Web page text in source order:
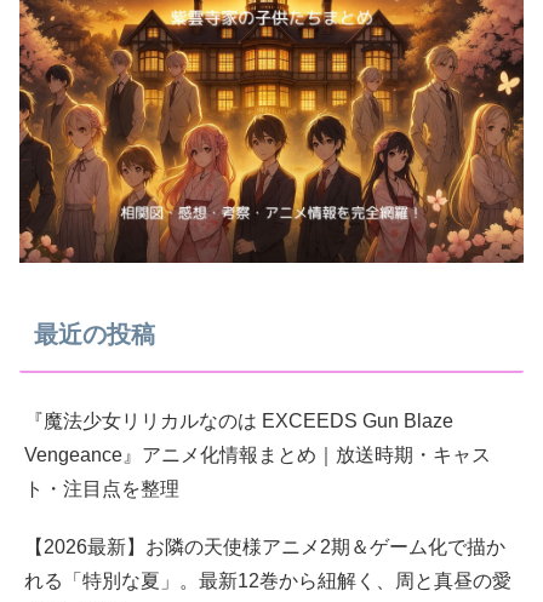
最近の投稿
『魔法少女リリカルなのは EXCEEDS Gun Blaze
Vengeance』アニメ化情報まとめ｜放送時期・キャス
ト・注目点を整理
【2026最新】お隣の天使様アニメ2期＆ゲーム化で描か
れる「特別な夏」。最新12巻から紐解く、周と真昼の愛